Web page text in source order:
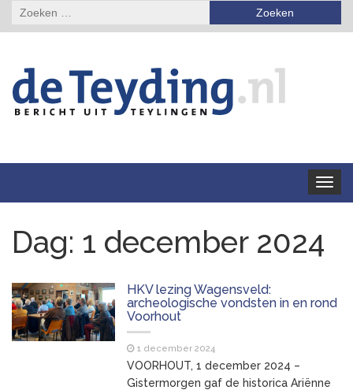
Zoeken
Toggle
Dag: 1 december 2024
HKV lezing Wagensveld:
archeologische vondsten in en rond
Voorhout
1 december 2024
VOORHOUT, 1 december 2024 –
Gistermorgen gaf de historica Ariënne